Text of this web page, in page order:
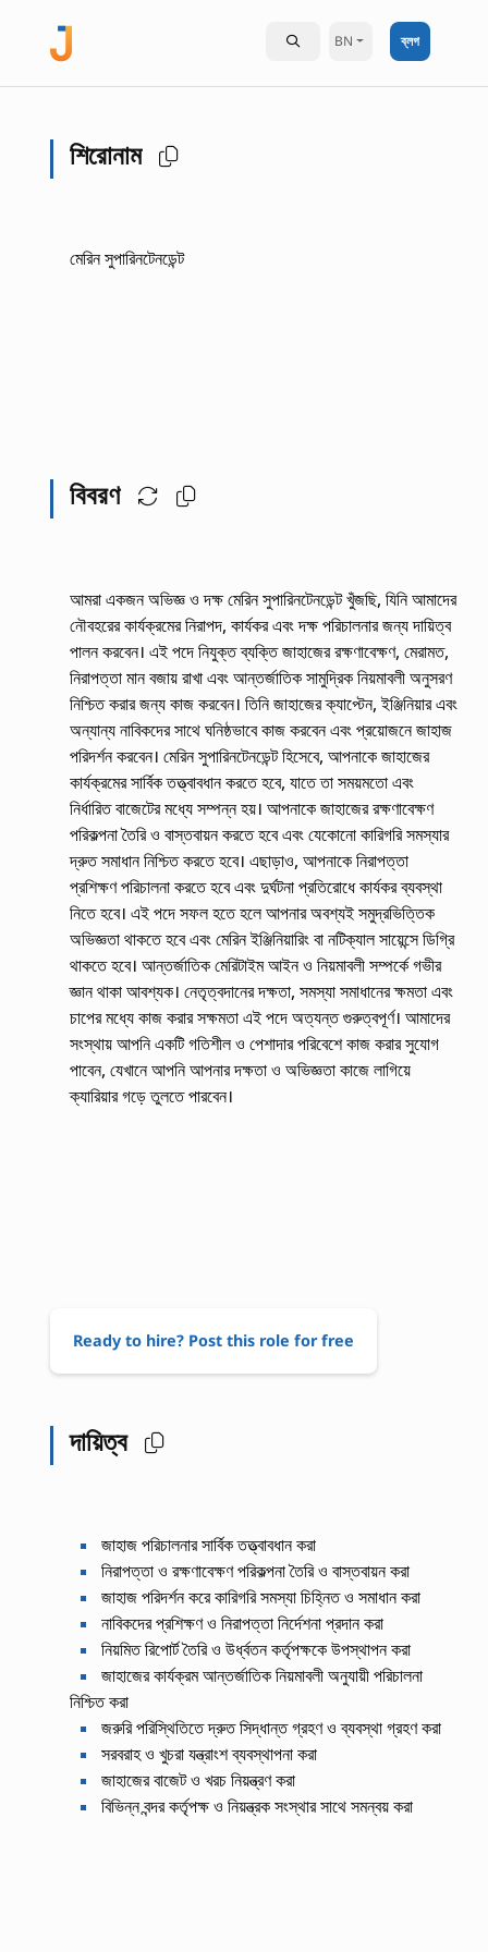
BN ব্লগ
শিরোনাম
মেরিন সুপারিনটেনডেন্ট
বিবরণ
আমরা একজন অভিজ্ঞ ও দক্ষ মেরিন সুপারিনটেনডেন্ট খুঁজছি, যিনি আমাদের
নৌবহরের কার্যক্রমের নিরাপদ, কার্যকর এবং দক্ষ পরিচালনার জন্য দায়িত্ব
পালন করবেন। এই পদে নিযুক্ত ব্যক্তি জাহাজের রক্ষণাবেক্ষণ, মেরামত,
নিরাপত্তা মান বজায় রাখা এবং আন্তর্জাতিক সামুদ্রিক নিয়মাবলী অনুসরণ
নিশ্চিত করার জন্য কাজ করবেন। তিনি জাহাজের ক্যাপ্টেন, ইঞ্জিনিয়ার এবং
অন্যান্য নাবিকদের সাথে ঘনিষ্ঠভাবে কাজ করবেন এবং প্রয়োজনে জাহাজ
পরিদর্শন করবেন। মেরিন সুপারিনটেনডেন্ট হিসেবে, আপনাকে জাহাজের
কার্যক্রমের সার্বিক তত্ত্বাবধান করতে হবে, যাতে তা সময়মতো এবং
নির্ধারিত বাজেটের মধ্যে সম্পন্ন হয়। আপনাকে জাহাজের রক্ষণাবেক্ষণ
পরিকল্পনা তৈরি ও বাস্তবায়ন করতে হবে এবং যেকোনো কারিগরি সমস্যার
দ্রুত সমাধান নিশ্চিত করতে হবে। এছাড়াও, আপনাকে নিরাপত্তা
প্রশিক্ষণ পরিচালনা করতে হবে এবং দুর্ঘটনা প্রতিরোধে কার্যকর ব্যবস্থা
নিতে হবে। এই পদে সফল হতে হলে আপনার অবশ্যই সমুদ্রভিত্তিক
অভিজ্ঞতা থাকতে হবে এবং মেরিন ইঞ্জিনিয়ারিং বা নটিক্যাল সায়েন্সে ডিগ্রি
থাকতে হবে। আন্তর্জাতিক মেরিটাইম আইন ও নিয়মাবলী সম্পর্কে গভীর
জ্ঞান থাকা আবশ্যক। নেতৃত্বদানের দক্ষতা, সমস্যা সমাধানের ক্ষমতা এবং
চাপের মধ্যে কাজ করার সক্ষমতা এই পদে অত্যন্ত গুরুত্বপূর্ণ। আমাদের
সংস্থায় আপনি একটি গতিশীল ও পেশাদার পরিবেশে কাজ করার সুযোগ
পাবেন, যেখানে আপনি আপনার দক্ষতা ও অভিজ্ঞতা কাজে লাগিয়ে
ক্যারিয়ার গড়ে তুলতে পারবেন।
Ready to hire? Post this role for free
দায়িত্ব
জাহাজ পরিচালনার সার্বিক তত্ত্বাবধান করা
নিরাপত্তা ও রক্ষণাবেক্ষণ পরিকল্পনা তৈরি ও বাস্তবায়ন করা
জাহাজ পরিদর্শন করে কারিগরি সমস্যা চিহ্নিত ও সমাধান করা
নাবিকদের প্রশিক্ষণ ও নিরাপত্তা নির্দেশনা প্রদান করা
নিয়মিত রিপোর্ট তৈরি ও উর্ধ্বতন কর্তৃপক্ষকে উপস্থাপন করা
জাহাজের কার্যক্রম আন্তর্জাতিক নিয়মাবলী অনুযায়ী পরিচালনা
নিশ্চিত করা
জরুরি পরিস্থিতিতে দ্রুত সিদ্ধান্ত গ্রহণ ও ব্যবস্থা গ্রহণ করা
সরবরাহ ও খুচরা যন্ত্রাংশ ব্যবস্থাপনা করা
জাহাজের বাজেট ও খরচ নিয়ন্ত্রণ করা
বিভিন্ন বন্দর কর্তৃপক্ষ ও নিয়ন্ত্রক সংস্থার সাথে সমন্বয় করা